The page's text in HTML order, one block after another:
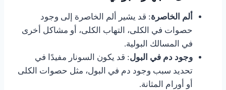
ألم الخاصرة: قد يشير ألم الخاصرة إلى وجود
حصوات في الكلى، التهاب الكلى، أو مشاكل أخرى
في المسالك البولية.
وجود دم في البول: قد يكون السونار مفيدًا في
تحديد سبب وجود دم في البول، مثل حصوات الكلى
أو أورام المثانة.